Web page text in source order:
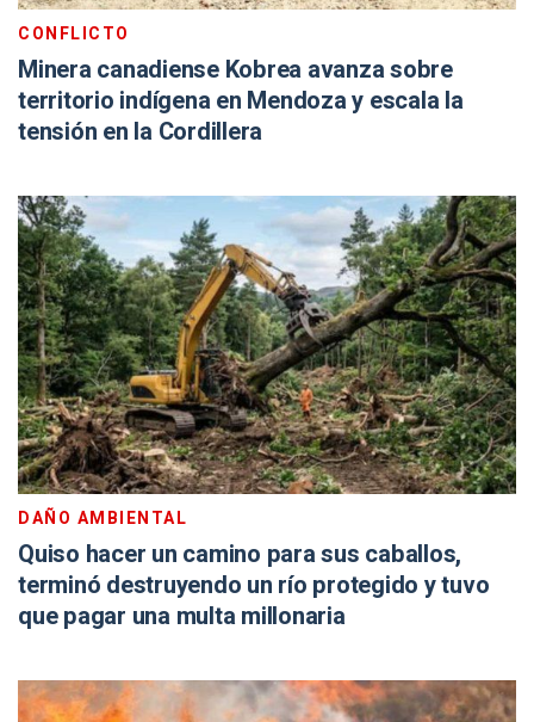
CONFLICTO
Minera canadiense Kobrea avanza sobre
territorio indígena en Mendoza y escala la
tensión en la Cordillera
DAÑO AMBIENTAL
Quiso hacer un camino para sus caballos,
terminó destruyendo un río protegido y tuvo
que pagar una multa millonaria